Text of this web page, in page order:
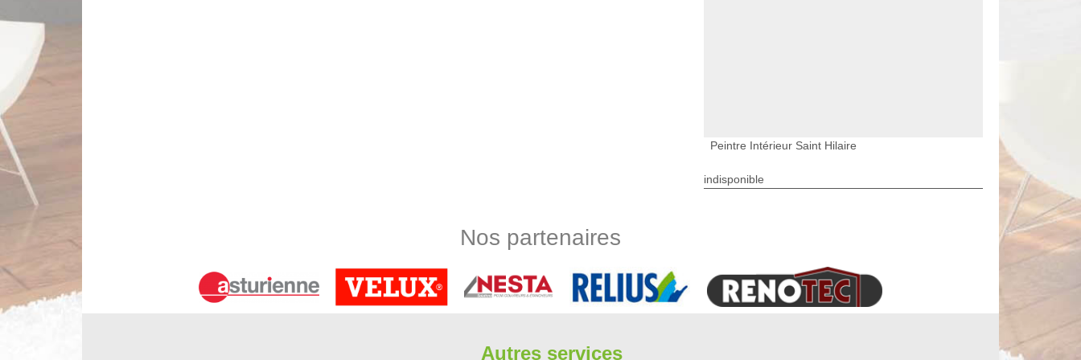
Peintre Intérieur Saint Hilaire
indisponible
Nos partenaires
Autres services